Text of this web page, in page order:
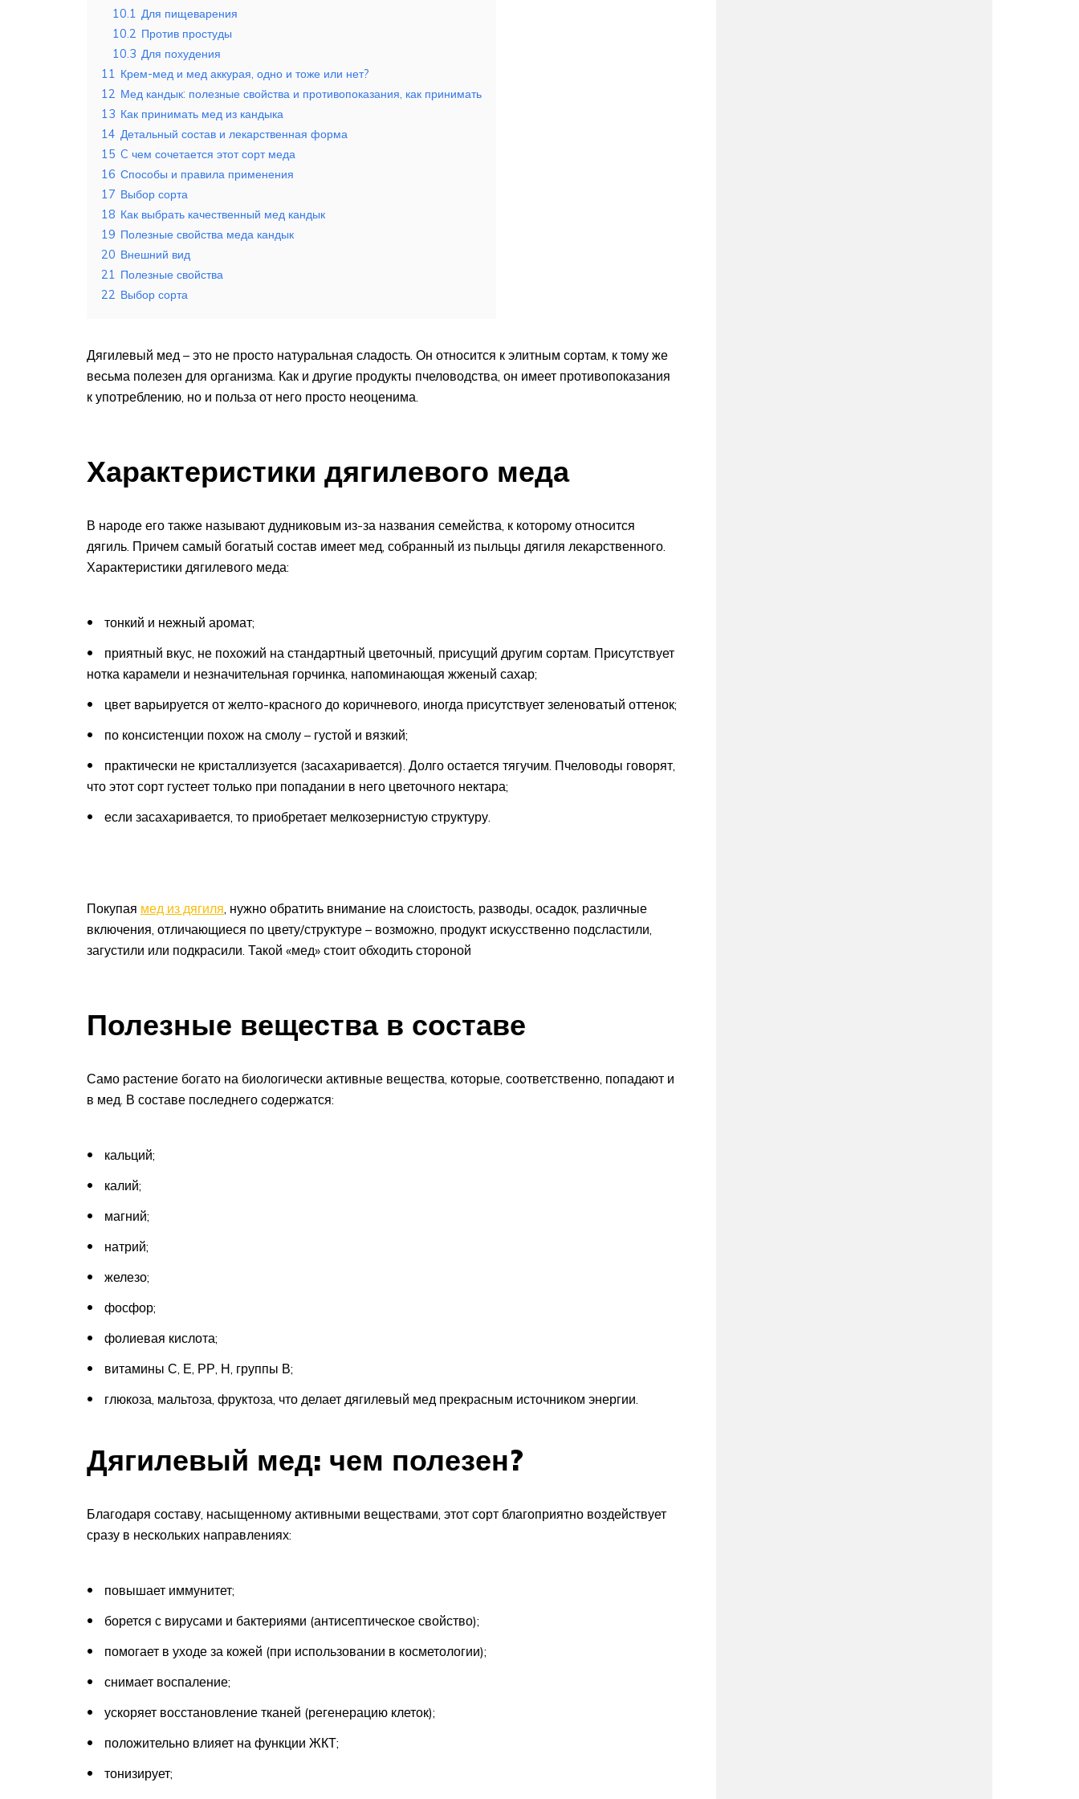
10.1 Для пищеварения
10.2 Против простуды
10.3 Для похудения
11 Крем-мед и мед аккурая, одно и тоже или нет?
12 Мед кандык: полезные свойства и противопоказания, как принимать
13 Как принимать мед из кандыка
14 Детальный состав и лекарственная форма
15 C чем сочетается этот сорт меда
16 Способы и правила применения
17 Выбор сорта
18 Как выбрать качественный мед кандык
19 Полезные свойства меда кандык
20 Внешний вид
21 Полезные свойства
22 Выбор сорта
Дягилевый мед – это не просто натуральная сладость. Он относится к элитным сортам, к тому же
весьма полезен для организма. Как и другие продукты пчеловодства, он имеет противопоказания
к употреблению, но и польза от него просто неоценима.
Характеристики дягилевого меда
В народе его также называют дудниковым из-за названия семейства, к которому относится
дягиль. Причем самый богатый состав имеет мед, собранный из пыльцы дягиля лекарственного.
Характеристики дягилевого меда:
тонкий и нежный аромат;
приятный вкус, не похожий на стандартный цветочный, присущий другим сортам. Присутствует
нотка карамели и незначительная горчинка, напоминающая жженый сахар;
цвет варьируется от желто-красного до коричневого, иногда присутствует зеленоватый оттенок;
по консистенции похож на смолу – густой и вязкий;
практически не кристаллизуется (засахаривается). Долго остается тягучим. Пчеловоды говорят,
что этот сорт густеет только при попадании в него цветочного нектара;
если засахаривается, то приобретает мелкозернистую структуру.
Покупая мед из дягиля , нужно обратить внимание на слоистость, разводы, осадок, различные
включения, отличающиеся по цвету/структуре – возможно, продукт искусственно подсластили,
загустили или подкрасили. Такой «мед» стоит обходить стороной
Полезные вещества в составе
Само растение богато на биологически активные вещества, которые, соответственно, попадают и
в мед. В составе последнего содержатся:
кальций;
калий;
магний;
натрий;
железо;
фосфор;
фолиевая кислота;
витамины С, Е, РР, Н, группы В;
глюкоза, мальтоза, фруктоза, что делает дягилевый мед прекрасным источником энергии.
Дягилевый мед: чем полезен?
Благодаря составу, насыщенному активными веществами, этот сорт благоприятно воздействует
сразу в нескольких направлениях:
повышает иммунитет;
борется с вирусами и бактериями (антисептическое свойство);
помогает в уходе за кожей (при использовании в косметологии);
снимает воспаление;
ускоряет восстановление тканей (регенерацию клеток);
положительно влияет на функции ЖКТ;
тонизирует;